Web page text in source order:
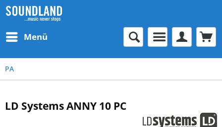
Menü
PA
LD Systems ANNY 10 PC